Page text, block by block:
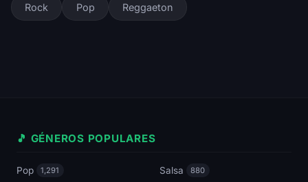
Rock Pop Reggaeton
🎵 GÉNEROS POPULARES
Pop 1,291 Salsa 880